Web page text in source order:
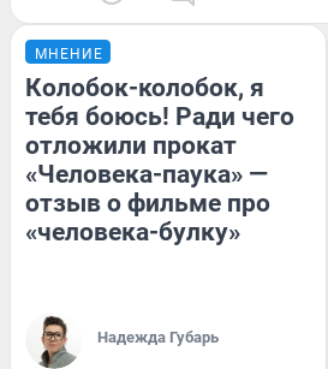
МНЕНИЕ
Колобок-колобок, я
тебя боюсь! Ради чего
отложили прокат
«Человека-паука» —
отзыв о фильме про
«человека-булку»
Надежда Губарь